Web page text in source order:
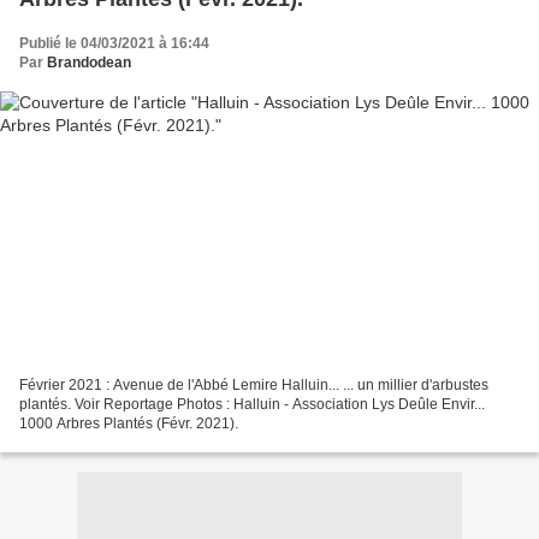
Publié le 04/03/2021 à 16:44
Par Brandodean
Février 2021 : Avenue de l'Abbé Lemire Halluin... ... un millier d'arbustes
plantés. Voir Reportage Photos : Halluin - Association Lys Deûle Envir...
1000 Arbres Plantés (Févr. 2021).